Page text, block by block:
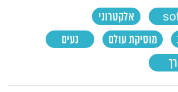
אלקטרוני
מוסיקת עולם
נעים
רך